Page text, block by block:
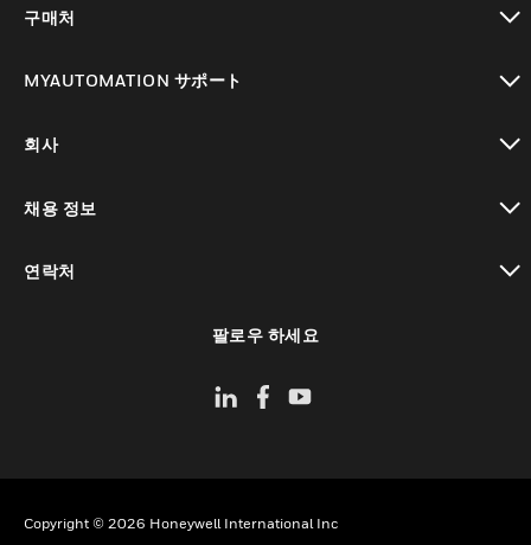
구매처
MYAUTOMATION サポート
회사
채용 정보
연락처
팔로우 하세요
Copyright © 2026 Honeywell International Inc